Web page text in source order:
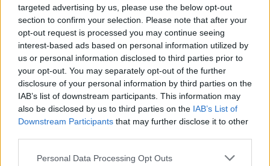
targeted advertising by us, please use the below opt-out
section to confirm your selection. Please note that after your
opt-out request is processed you may continue seeing
interest-based ads based on personal information utilized by
us or personal information disclosed to third parties prior to
your opt-out. You may separately opt-out of the further
disclosure of your personal information by third parties on the
IAB’s list of downstream participants. This information may
also be disclosed by us to third parties on the IAB’s List of
Downstream Participants that may further disclose it to other
Personal Data Processing Opt Outs
So ženou na lane 19: Bike & hike & climb
vo Velickej doline
Deny 13. júna 2018